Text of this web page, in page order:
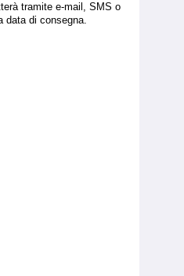
tramite e-mail, SMS o
data di consegna.